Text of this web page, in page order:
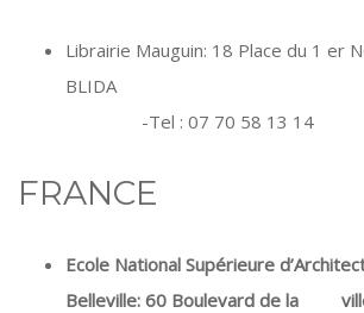
Librairie Mauguin: 18 Place du 1 er
-Tel : 07 70 58 13 14
FRANCE
Ecole National Supérieure
Belleville: 60 Boulevard de la